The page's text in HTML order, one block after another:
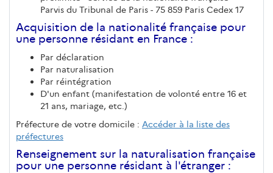
Parvis du Tribunal de Paris - 75 859 Paris Cedex 17
Acquisition de la nationalité française pour
une personne résidant en France :
Par déclaration
Par naturalisation
Par réintégration
D'un enfant (manifestation de volonté entre 16 et
21 ans, mariage, etc.)
Préfecture de votre domicile : Accéder à la liste des
préfectures
Renseignement sur la naturalisation française
pour une personne résidant à l'étranger :